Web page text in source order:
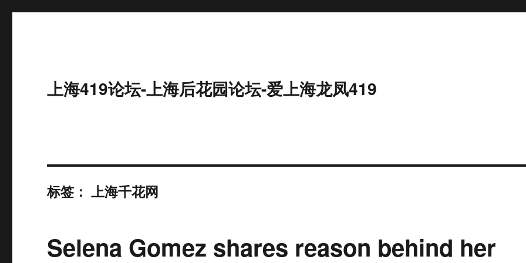
上海419论坛-上海后花园论坛-爱上海龙凤419
标签：上海千花网
Selena Gomez shares reason behind her